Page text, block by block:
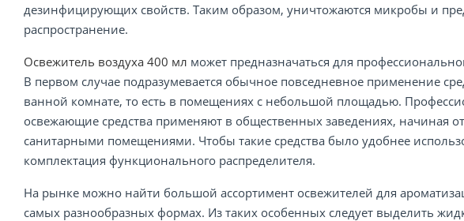
дезинфицирующих свойств. Таким образом, уничтожаются микробы и
распространение.
Освежитель воздуха 400 мл может предназначаться для
В первом случае подразумевается обычное повседневное применение
ванной комнате, то есть в помещениях с небольшой площадью.
освежающие средства применяют в общественных заведениях, начиная
санитарными помещениями. Чтобы такие средства было удобнее
комплектация функционального распределителя.
На рынке можно найти большой ассортимент освежителей для
самых разнообразных формах. Из таких особенных следует выделить